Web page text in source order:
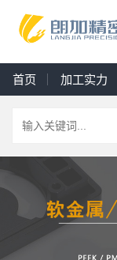
首页 加工实力